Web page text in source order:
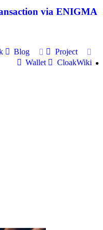
via ENIGMA
Blog
Project
Wallet
CloakWiki